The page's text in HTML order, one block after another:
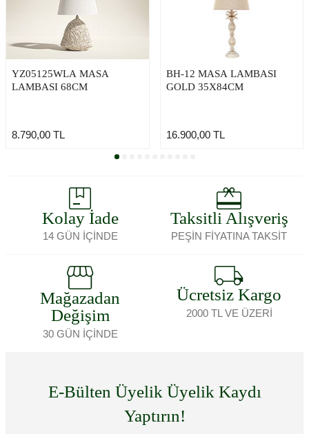
YZ05125WLA MASA
LAMBASI 68CM
8.790,00 TL
BH-12 MASA LAMBASI
GOLD 35X84CM
16.900,00TL
Kolay İade
14 GÜN İÇİNDE
Taksitli Alışveriş
PEŞİN FİYATINA TAKSİT
Mağazadan
Değişim
30 GÜN İÇİNDE
Ücretsiz Kargo
2000 TL VE ÜZERİ
E-Bülten Üyelik Üyelik Kaydı
Yaptırın!